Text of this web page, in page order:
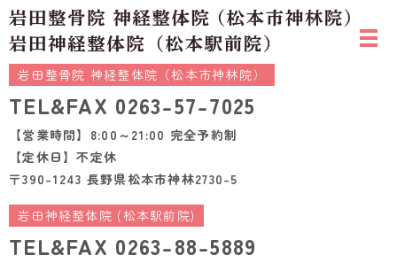
岩田整骨院 神経整体院（松本市神林院）
TEL&FAX 0263-57-7025
【営業時間】8:00～21:00 完全予約制
【定休日】不定休
〒390-1243 長野県松本市神林2730-5
岩田神経整体院 (松本駅前院)
TEL&FAX 0263-88-5889